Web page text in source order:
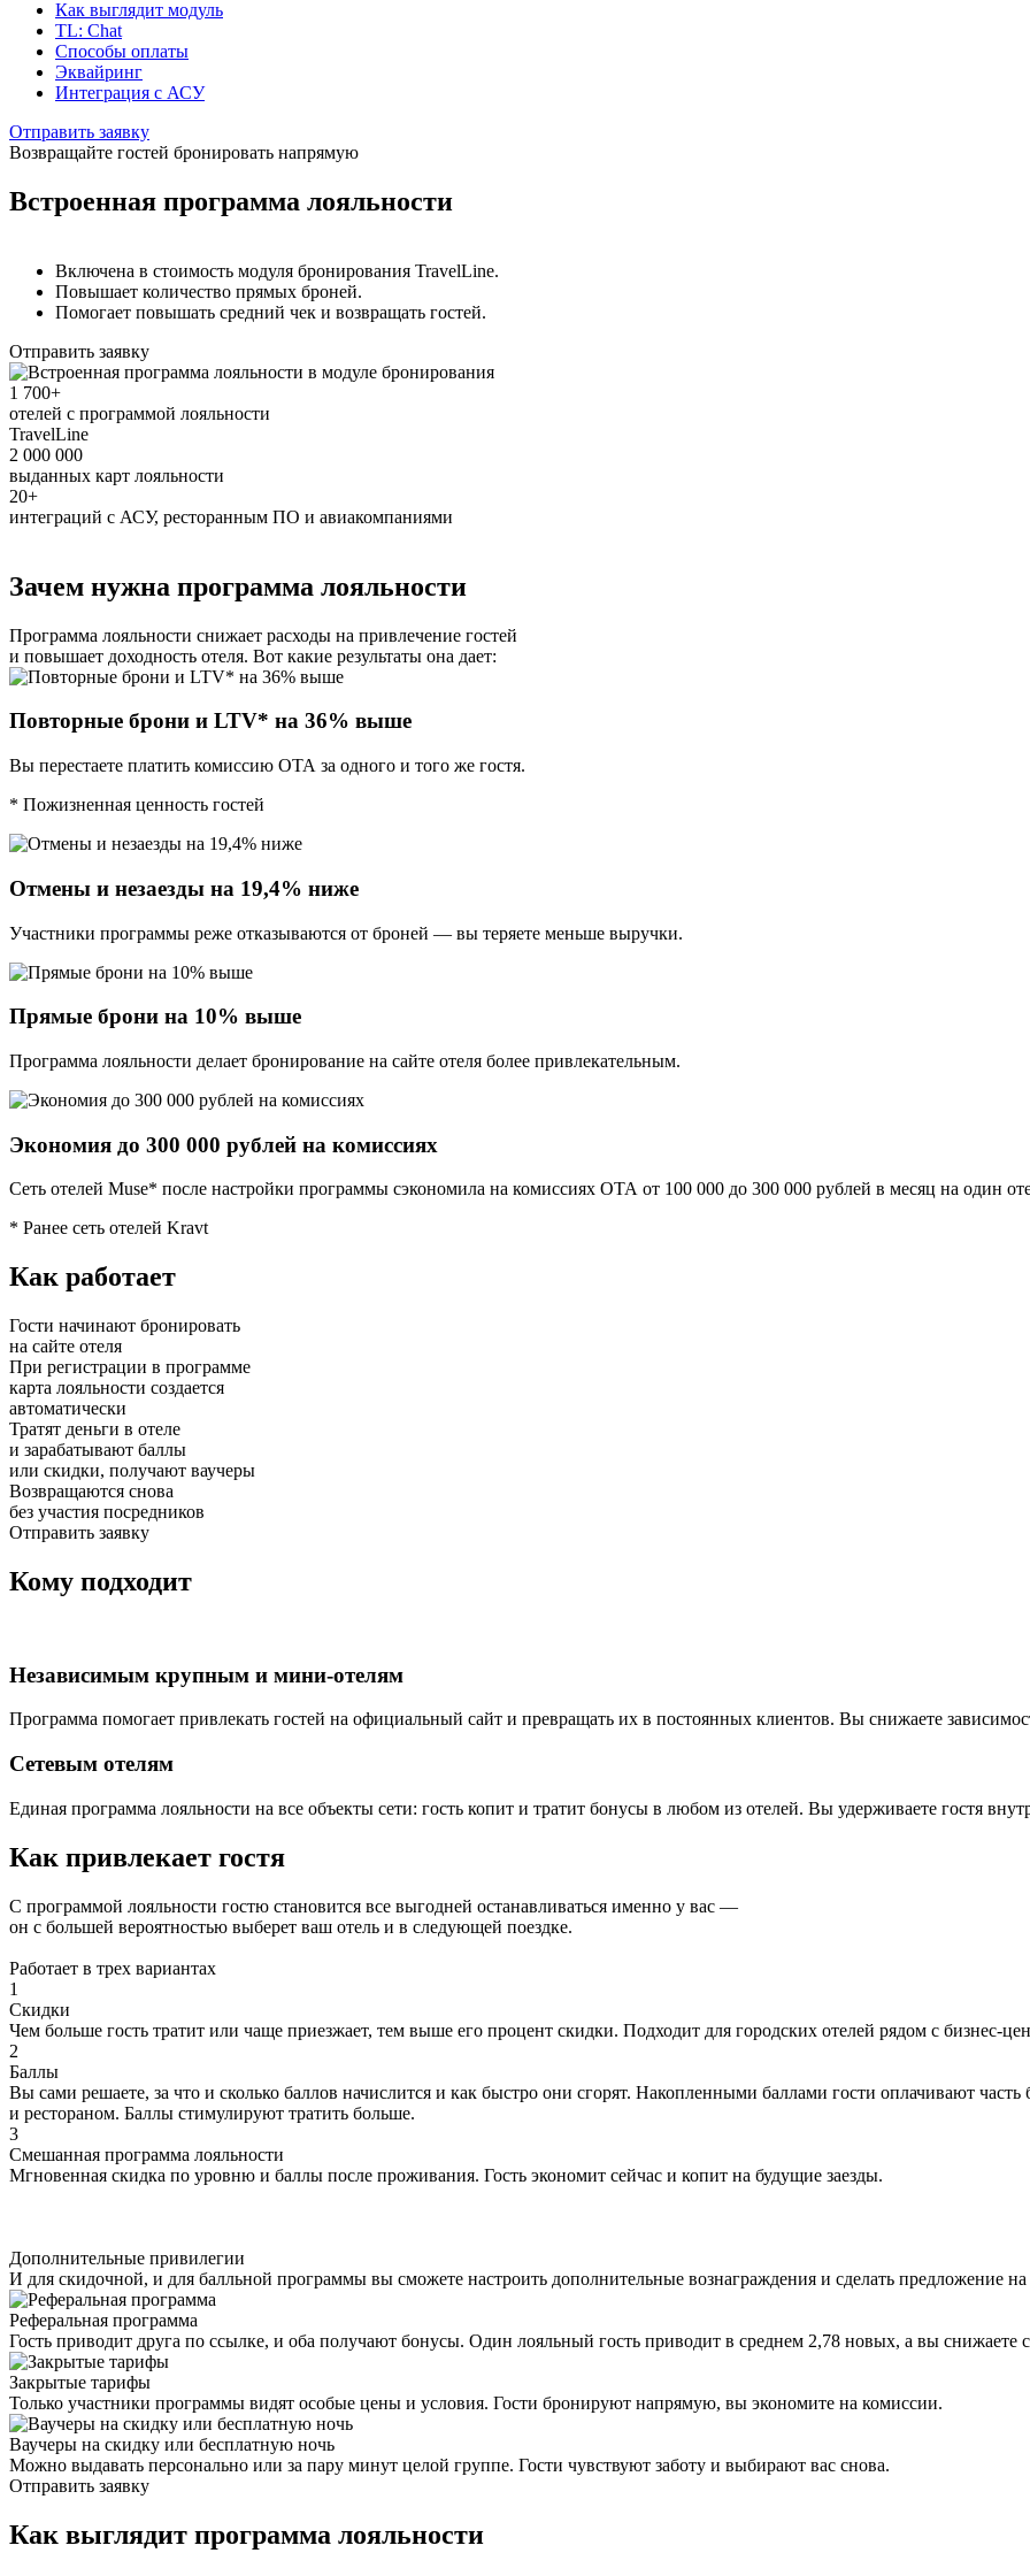
Как выглядит модуль
TL: Chat
Способы оплаты
Эквайринг
Интеграция с АСУ
Отправить заявку
Возвращайте гостей бронировать напрямую
Встроенная программа лояльности
Включена в стоимость модуля бронирования TravelLine.
Повышает количество прямых броней.
Помогает повышать средний чек и возвращать гостей.
Отправить заявку
1 700+
отелей с программой лояльности
TravelLine
2 000 000
выданных карт лояльности
20+
интеграций с АСУ, ресторанным ПО и авиакомпаниями
Зачем нужна программа лояльности
Программа лояльности снижает расходы на привлечение гостей
и повышает доходность отеля. Вот какие результаты она дает:
Повторные брони и LTV* на 36% выше
Вы перестаете платить комиссию ОТА за одного и того же гостя.
* Пожизненная ценность гостей
Отмены и незаезды на 19,4% ниже
Участники программы реже отказываются от броней — вы теряете меньше выручки.
Прямые брони на 10% выше
Программа лояльности делает бронирование на сайте отеля более привлекательным.
Экономия до 300 000 рублей на комиссиях
Сеть отелей Muse* после настройки программы сэкономила на комиссиях ОТА от 100 000 до 300 000 рублей в месяц на один
* Ранее сеть отелей Kravt
Как работает
Гости начинают бронировать
на сайте отеля
При регистрации в программе
карта лояльности создается
автоматически
Тратят деньги в отеле
и зарабатывают баллы
или скидки, получают ваучеры
Возвращаются снова
без участия посредников
Отправить заявку
Кому подходит
Независимым крупным и мини-отелям
Программа помогает привлекать гостей на официальный сайт и превращать их в постоянных клиентов. Вы снижаете
Сетевым отелям
Единая программа лояльности на все объекты сети: гость копит и тратит бонусы в любом из отелей. Вы удерживаете гостя
Как привлекает гостя
С программой лояльности гостю становится все выгодней останавливаться именно у вас —
он с большей вероятностью выберет ваш отель и в следующей поездке.
Работает в трех вариантах
1
Скидки
Чем больше гость тратит или чаще приезжает, тем выше его процент скидки. Подходит для городских отелей рядом с бизнес-
2
Баллы
Вы сами решаете, за что и сколько баллов начислится и как быстро они сгорят. Накопленными баллами гости оплачивают
и рестораном. Баллы стимулируют тратить больше.
3
Смешанная программа лояльности
Мгновенная скидка по уровню и баллы после проживания. Гость экономит сейчас и копит на будущие заезды.
Дополнительные привилегии
И для скидочной, и для балльной программы вы сможете настроить дополнительные вознаграждения и сделать предложение на
Реферальная программа
Гость приводит друга по ссылке, и оба получают бонусы. Один лояльный гость приводит в среднем 2,78 новых, а вы снижаете
Закрытые тарифы
Только участники программы видят особые цены и условия. Гости бронируют напрямую, вы экономите на комиссии.
Ваучеры на скидку или бесплатную ночь
Можно выдавать персонально или за пару минут целой группе. Гости чувствуют заботу и выбирают вас снова.
Отправить заявку
Как выглядит программа лояльности